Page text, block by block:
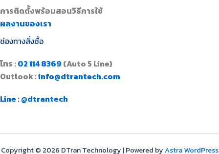
การติดตั้งพร้อมสอนวิธีการใช้
ผลงานของเรา
ช่องทางสั่งซื้อ
โทร : 02 114 8369 (Auto 5 Line)
Outlook :info@dtrantech.com
Line : @dtrantech
Copyright © 2026 DTran Technology | Powered byAstra WordPress